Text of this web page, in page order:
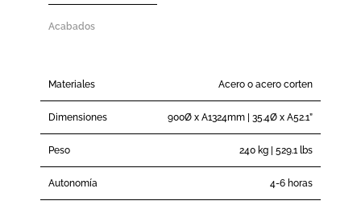
Acabados
Materiales Acero o acero corten
Dimensiones 900Ø x A1324mm | 35.4Ø x A52.1”
Peso 240 kg | 529.1 lbs
Autonomía 4-6 horas